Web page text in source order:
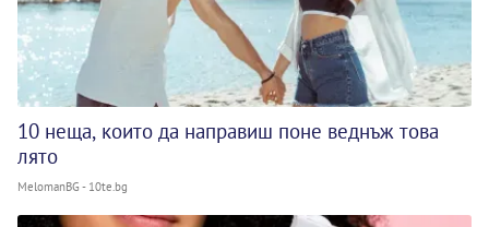
10 неща, които да направиш поне веднъж това
лято
MelomanBG - 10te.bg